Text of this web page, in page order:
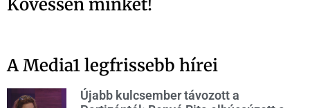
Kövessen minket!
A Media1 legfrissebb hírei
Újabb kulcsember távozott a